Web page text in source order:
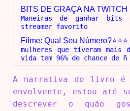
BITS DE GRAÇA NA TWITCH
Maneiras de ganhar bits
streamer favorito
Filme: Qual Seu Número?⭐⭐⭐
mulheres que tiveram mais
vida tem 96% de chance de ñ
A narrativa do livro é
envolvente, estou até
descrever o quão